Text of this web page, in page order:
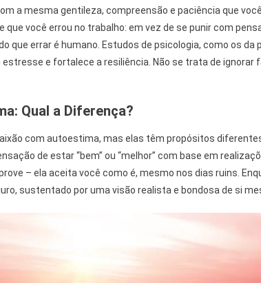
a mesma gentileza, compreensão e paciência que
você errou no trabalho: em vez de se punir com
que errar é humano. Estudos de psicologia, como os da
e fortalece a resiliência. Não se trata de ignorar
Qual a Diferença?
com autoestima, mas elas têm propósitos
de estar “bem” ou “melhor” com base em
– ela aceita você como é, mesmo nos dias ruins.
sustentado por uma visão realista e bondosa de si